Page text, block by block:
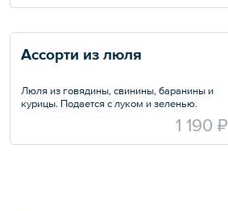
Ассорти из люля
Люля из говядины, свинины, баранины и
курицы. Подается с луком и зеленью.
1 190 ₽